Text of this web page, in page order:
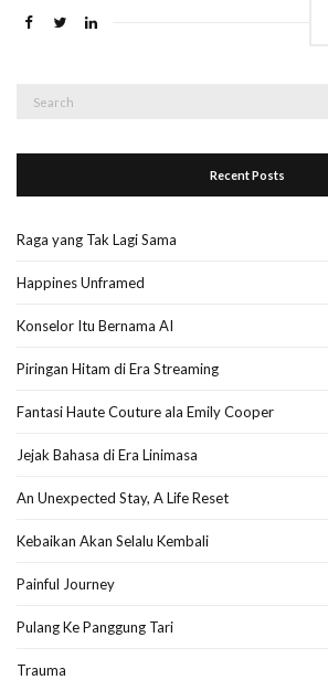
Recent Posts
Raga yang Tak Lagi Sama
Happines Unframed
Konselor Itu Bernama AI
Piringan Hitam di Era Streaming
Fantasi Haute Couture ala Emily Cooper
Jejak Bahasa di Era Linimasa
An Unexpected Stay, A Life Reset
Kebaikan Akan Selalu Kembali
Painful Journey
Pulang Ke Panggung Tari
Trauma